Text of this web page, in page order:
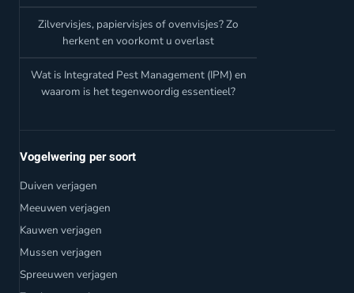
Zilvervisjes, papiervisjes of ovenvisjes? Zo
herkent en voorkomt u overlast
Wat is Integrated Pest Management (IPM) en
waarom is het tegenwoordig essentieel?
Vogelwering per soort
Duiven verjagen
Meeuwen verjagen
Kauwen verjagen
Mussen verjagen
Spreeuwen verjagen